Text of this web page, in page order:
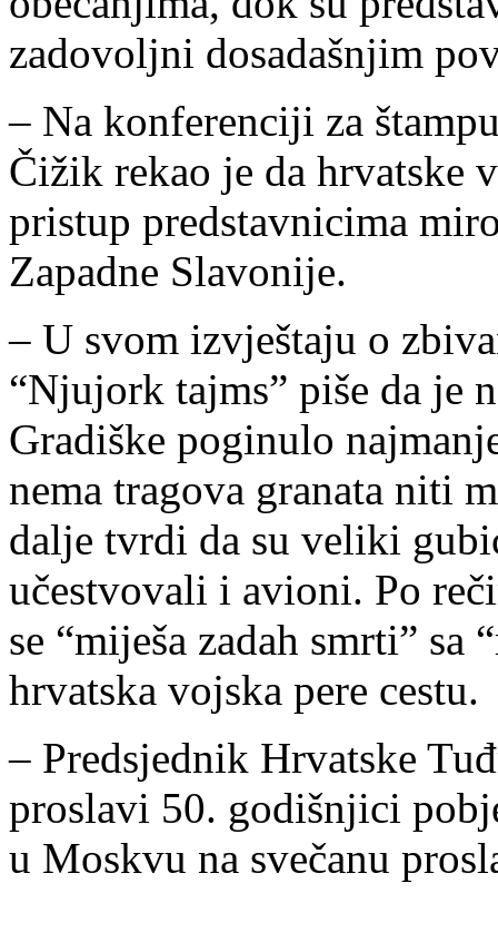
zadovoljni dosadašnjim
– Na konferenciji za
Čižik rekao je da hrvatske
pristup predstavnicima
Zapadne Slavonije.
– U svom izvještaju o
“Njujork tajms” piše da je
Gradiške poginulo
nema tragova granata niti
dalje tvrdi da su veliki
učestvovali i avioni. Po
se “miješa zadah smrti”
hrvatska vojska pere cestu.
– Predsjednik Hrvatske
proslavi 50. godišnjici
u Moskvu na svečanu